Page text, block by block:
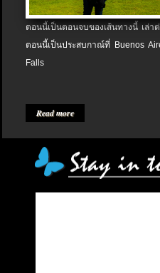
ตอนนี้เป็นตอนจบของเส้นทางนี้ เล่า
ตอนนี้เป็นประสบกาณ์ที่ Buenos
Falls
Read more